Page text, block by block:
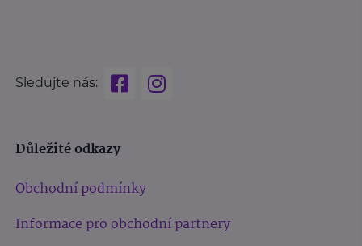
Sledujte nás:
Důležité odkazy
Obchodní podmínky
Informace pro obchodní partnery